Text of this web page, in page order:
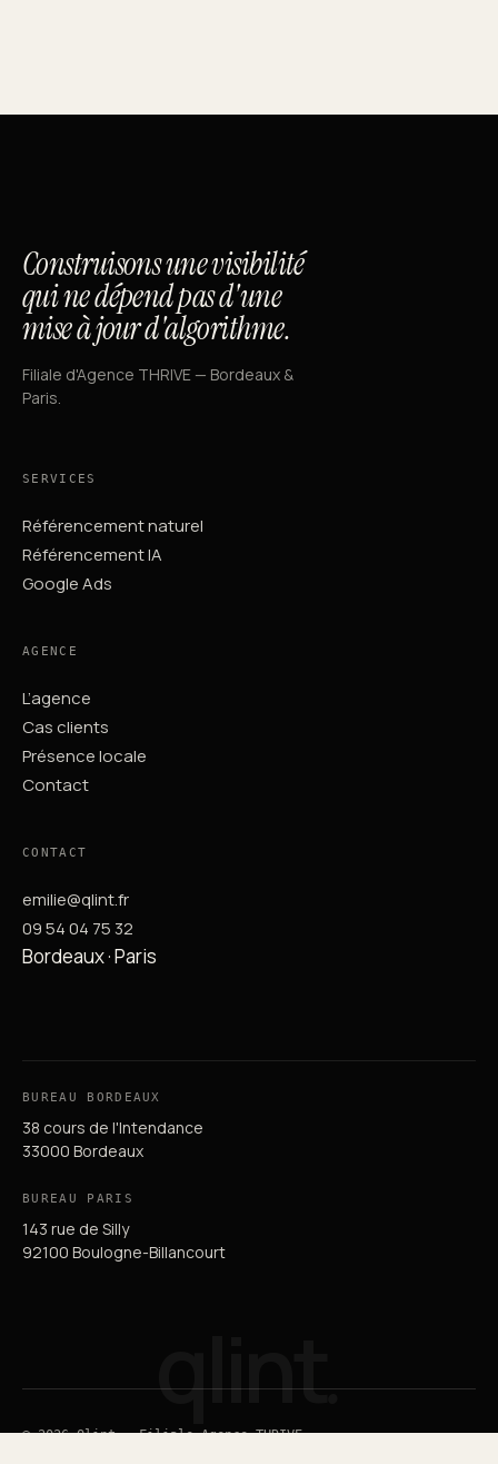
Construisons une visibilité
qui ne dépend pas d'une
mise à jour d'algorithme.
Filiale d'Agence THRIVE — Bordeaux &
Paris.
SERVICES
Référencement naturel
Référencement IA
Google Ads
AGENCE
L’agence
Cas clients
Présence locale
Contact
CONTACT
emilie@qlint.fr
09 54 04 75 32
Bordeaux · Paris
BUREAU BORDEAUX
38 cours de l'Intendance
33000 Bordeaux
BUREAU PARIS
143 rue de Silly
92100 Boulogne-Billancourt
qlint.
© 2026 Qlint — Filiale Agence THRIVE